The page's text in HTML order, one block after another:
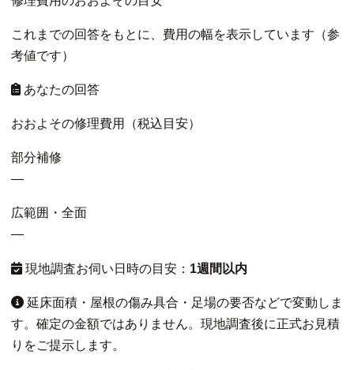
これまでの回答をもとに、費用の幅を表示しています（参
考値です）
あなたの回答
おおよその修理費用（税込目安）
部分補修
—
広範囲・全面
—
現地調査お伺い日時の目安： 1週間以内
延床面積・屋根の傷み具合・足場の要否などで変動しま
す。確定の金額ではありません。現地調査後に正式お見積
りをご提示します。